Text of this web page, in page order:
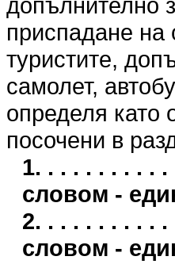
приспадане на
туристите,
самолет,
определя като
посочени в
1. . . . . . . . . .
словом -
2. . . . . . . . . .
словом -